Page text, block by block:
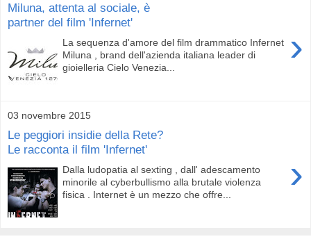
Miluna, attenta al sociale, è
partner del film 'Infernet'
›
La sequenza d'amore del film drammatico Infernet
Miluna , brand dell'azienda italiana leader di
gioielleria Cielo Venezia...
03 novembre 2015
Le peggiori insidie della Rete?
Le racconta il film 'Infernet'
›
Dalla ludopatia al sexting , dall' adescamento
minorile al cyberbullismo alla brutale violenza
fisica . Internet è un mezzo che offre...